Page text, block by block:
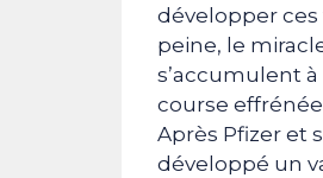
développer ces
peine, le
s’accumulent
course
Après Pfizer et
développé un